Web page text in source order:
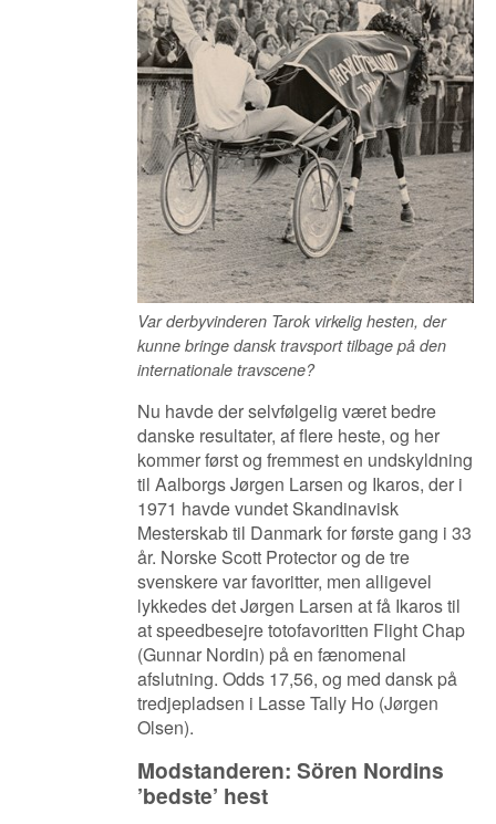
Var derbyvinderen Tarok virkelig hesten, der
kunne bringe dansk travsport tilbage på den
internationale travscene?
Nu havde der selvfølgelig været bedre
danske resultater, af flere heste, og her
kommer først og fremmest en undskyldning
til Aalborgs Jørgen Larsen og Ikaros, der i
1971 havde vundet Skandinavisk
Mesterskab til Danmark for første gang i 33
år. Norske Scott Protector og de tre
svenskere var favoritter, men alligevel
lykkedes det Jørgen Larsen at få Ikaros til
at speedbesejre totofavoritten Flight Chap
(Gunnar Nordin) på en fænomenal
afslutning. Odds 17,56, og med dansk på
tredjepladsen i Lasse Tally Ho (Jørgen
Olsen).
Modstanderen: Sören Nordins
’bedste’ hest